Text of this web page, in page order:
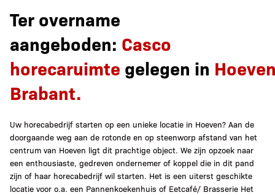
Te Huur casco pand
landelijk gelegen in
Hoeven N-B
Ter overname
aangeboden: Casco
horecaruimte gelegen in
Brabant.
Uw horecabedrijf starten op een unieke locatie in Hoeven? Aan de
doorgaande weg aan de rotonde en op steenworp afstand van het
centrum van Hoeven ligt dit prachtige object. We zijn opzoek naar
een enthousiaste, gedreven ondernemer of koppel die in dit pand
zijn of haar horecabedrijf wil starten. Het is een uiterst geschikte
locatie voor o.a. een Pannenkoekenhuis of Eetcafé/ Brasserie Het